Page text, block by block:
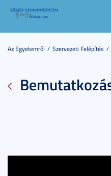
Az Egyetemről Szervezeti Felépítés